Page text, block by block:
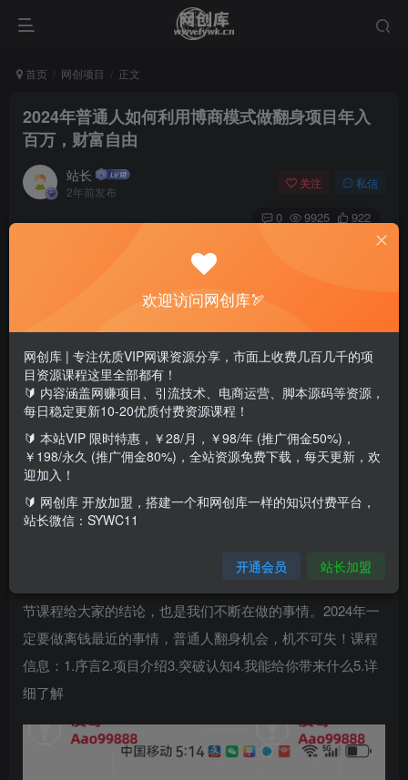
首页 网创项目 正文
2024年普通人如何利用博商模式做翻身项目年入
百万，财富自由
站长
2年前发布
关注 私信
0 9925 922
今天给大家带来的项目是《2024年普通人如何利用博商模式
做翻身项目IP年入百万，财富自由》普通人给自己一次逆天
改命的机会。做任何项目都是流量为主，学会引流绝对是未
来行业的核心，普通人如何利用某音天花板博商模式做好项
节课程给大家的结论，也是我们不断在做的事情。2024年一
定要做离钱最近的事情，普通人翻身机会，机不可失！课程
信息：1.序言2.项目介绍3.突破认知4.我能给你带来什么5.详
细了解
欢迎访问网创库🏹
网创库 | 专注优质VIP网课资源分享，市面上收费几百几千的项
目资源课程这里全部都有！
🔰 内容涵盖网赚项目、引流技术、电商运营、脚本源码等资源，
每日稳定更新10-20优质付费资源课程！
🔰 本站VIP 限时特惠，￥28/月，￥98/年 (推广佣金50%)，
￥198/永久 (推广佣金80%)，全站资源免费下载，每天更新，欢
迎加入！
🔰 网创库 开放加盟，搭建一个和网创库一样的知识付费平台，
站长微信：SYWC11
开通会员 站长加盟